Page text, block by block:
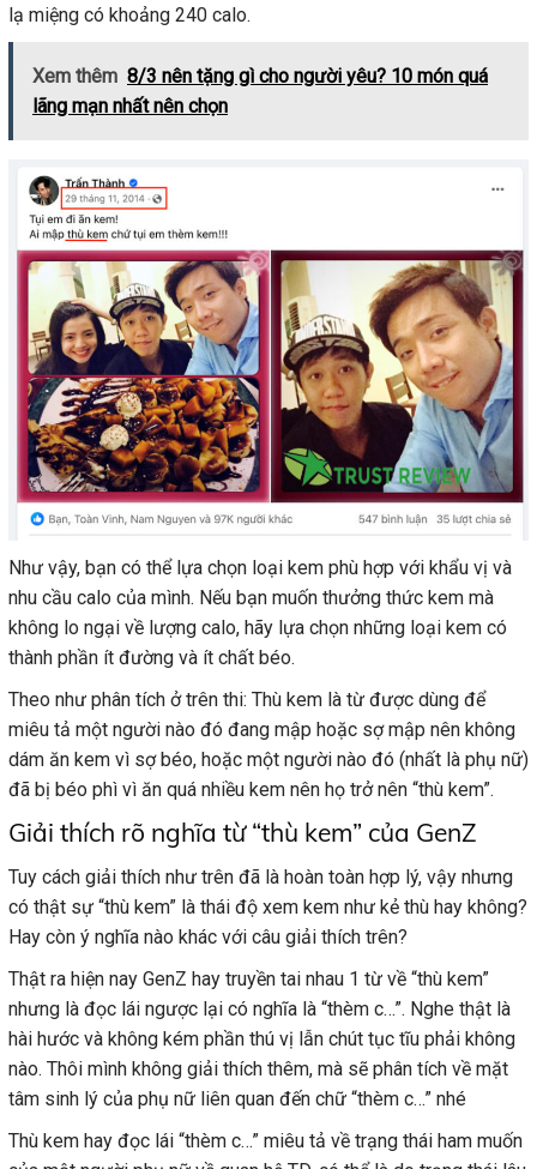
lạ miệng có khoảng 240 calo.
Xem thêm 8/3 nên tặng gì cho người yêu? 10 món quá
lãng mạn nhất nên chọn
Như vậy, bạn có thể lựa chọn loại kem phù hợp với khẩu vị và
nhu cầu calo của mình. Nếu bạn muốn thưởng thức kem mà
không lo ngại về lượng calo, hãy lựa chọn những loại kem có
thành phần ít đường và ít chất béo.
Theo như phân tích ở trên thi: Thù kem là từ được dùng để
miêu tả một người nào đó đang mập hoặc sợ mập nên không
dám ăn kem vì sợ béo, hoặc một người nào đó (nhất là phụ nữ)
đã bị béo phì vì ăn quá nhiều kem nên họ trở nên “thù kem”.
Giải thích rõ nghĩa từ “thù kem” của GenZ
Tuy cách giải thích như trên đã là hoàn toàn hợp lý, vậy nhưng
có thật sự “thù kem” là thái độ xem kem như kẻ thù hay không?
Hay còn ý nghĩa nào khác với câu giải thích trên?
Thật ra hiện nay GenZ hay truyền tai nhau 1 từ về “thù kem”
nhưng là đọc lái ngược lại có nghĩa là “thèm c…”. Nghe thật là
hài hước và không kém phần thú vị lẫn chút tục tĩu phải không
nào. Thôi mình không giải thích thêm, mà sẽ phân tích về mặt
tâm sinh lý của phụ nữ liên quan đến chữ “thèm c…” nhé
Thù kem hay đọc lái “thèm c…” miêu tả về trạng thái ham muốn